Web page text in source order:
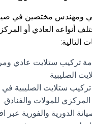
ومهندس مختصين في
أنواعه العادي أو
التالية:
تركيب ستلايت عادي
الصليبية
ستلايت الصليبية
المركزي للمولات والفنادق.
الدورية والفورية عبر